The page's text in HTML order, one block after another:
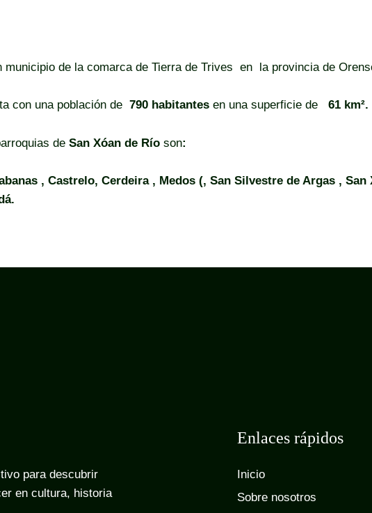
municipio de la comarca de Tierra de Trives en la provincia de
con una población de790 habitantes en una superficie de 61 km².
de San Xóan de Ríoson:
, Castrelo, Cerdeira , Medos (, San Silvestre de Argas ,
para descubrir
en cultura, historia
Enlaces rápidos
Inicio
Sobre nosotros